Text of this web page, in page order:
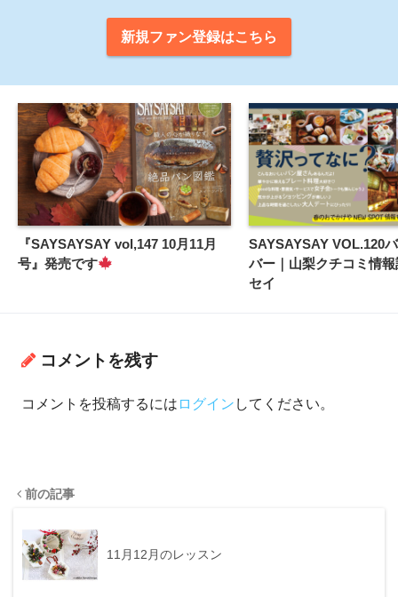
新規ファン登録はこちら
『SAYSAYSAY vol,147 10月11月
号』発売です
SAYSAYSAY VOL.120
バー｜山梨クチコミ情
セイ
コメントを残す
コメントを投稿するには ログイン してください。
前の記事
11月12月のレッスン